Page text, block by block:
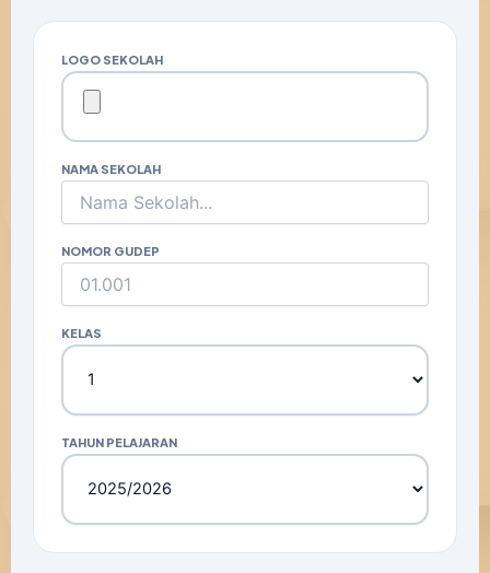
LOGO SEKOLAH
NAMA SEKOLAH
NOMOR GUDEP
KELAS
TAHUN PELAJARAN